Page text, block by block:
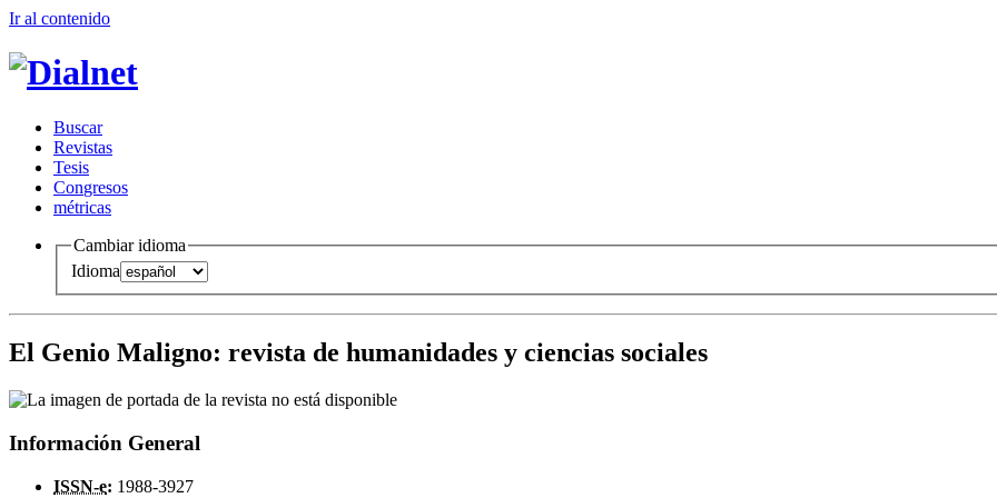
Ir al contenido
Buscar
Revistas
Tesis
Congresos
métricas
Cambiar idioma
Idioma
El Genio Maligno: revista de humanidades y ciencias sociales
Información General
ISSN-e: 1988-3927